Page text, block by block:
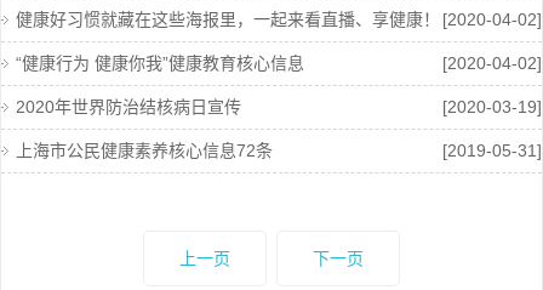
健康好习惯就藏在这些海报里，一起来看直播、享健康！ [2020-04-02]
“健康行为 健康你我”健康教育核心信息 [2020-04-02]
2020年世界防治结核病日宣传 [2020-03-19]
上海市公民健康素养核心信息72条 [2019-05-31]
上一页 下一页